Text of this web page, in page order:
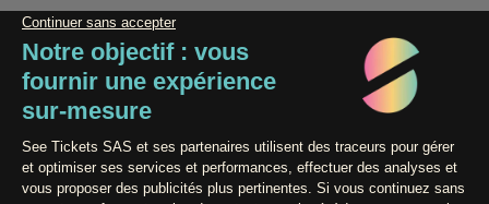
Organisateur : LA GAITE LYRIQUE SAS
Licence Prod : PLATESV-D-2023-000284
Paiement 100% Sécurisé